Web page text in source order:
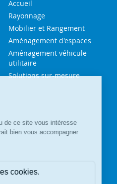
Accueil
Rayonnage
Mobilier et Rangement
Aménagement d'espaces
Aménagement véhicule
utilitaire
Solutions sur-mesure